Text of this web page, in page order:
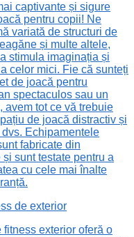
captivante și sigure
pentru copii! Ne
variată de structuri de
și multe altele,
stimula imaginația și
celor mici. Fie că sunteți
de joacă pentru
spectaculos sau un
avem tot ce vă trebuie
de joacă distractiv și
Echipamentele
fabricate din
sunt testate pentru a
cu cele mai înalte
de exterior
fitness exterior oferă o